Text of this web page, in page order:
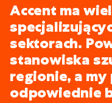
Accent ma
sektorach.
stanowiska
regionie, a
odpowiednie